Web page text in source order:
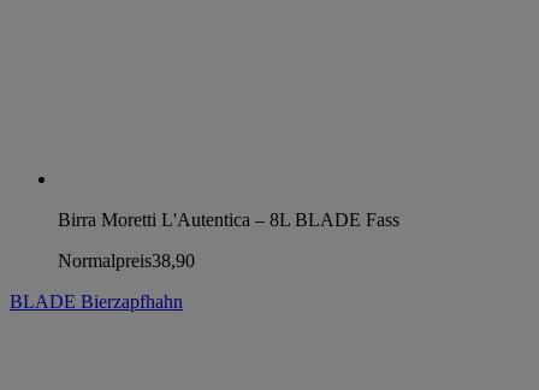
Birra Moretti L'Autentica – 8L BLADE Fass
Normalpreis38,90
BLADE Bierzapfhahn